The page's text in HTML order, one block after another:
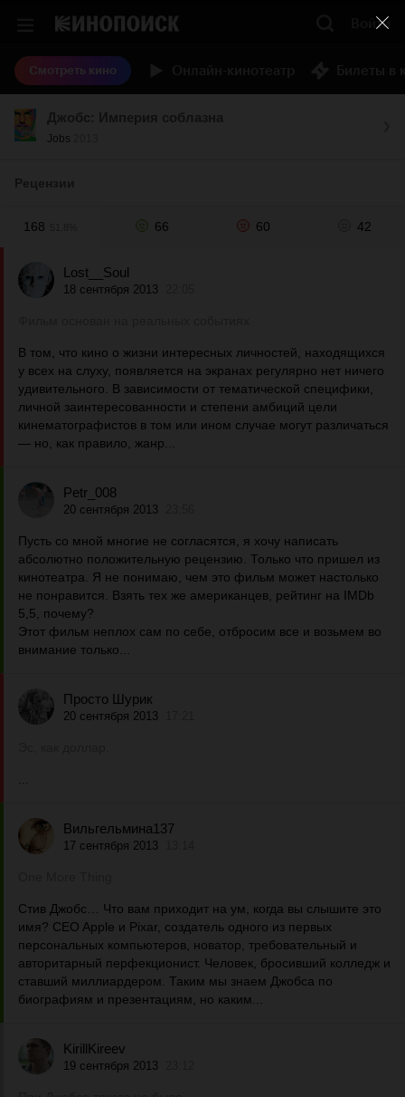
Войти
Смотреть кино
Jobs
168 66 60 42
Lost__Soul
18 сентября 2013
В том, что кино о жизни интересных личностей, находящихся
у всех на слуху, появляется на экранах регулярно нет ничего
удивительного. В зависимости от тематической специфики,
личной заинтересованности и степени амбиций цели
кинематографистов в том или ином случае могут различаться
— но, как правило, жанр...
Petr_008
20 сентября 2013
Пусть со мной многие не согласятся, я хочу написать
абсолютно положительную рецензию. Только что пришел из
кинотеатра. Я не понимаю, чем это фильм может настолько
не понравится. Взять тех же американцев, рейтинг на IMDb
5,5, почему?
Этот фильм неплох сам по себе, отбросим все и возьмем во
внимание только...
Просто Шурик
20 сентября 2013
Вильгельмина137
17 сентября 2013
Стив Джобс… Что вам приходит на ум, когда вы слышите это
имя? CEO Apple и Pixar, создатель одного из первых
персональных компьютеров, новатор, требовательный и
авторитарный перфекционист. Человек, бросивший колледж и
ставший миллиардером. Таким мы знаем Джобса по
биографиям и презентациям, но каким...
KirillKireev
19 сентября 2013